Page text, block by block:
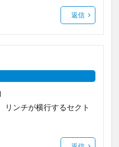
返信
リンチが横行するセクト